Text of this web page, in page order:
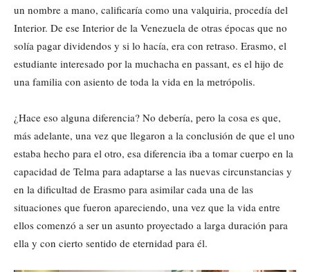
un nombre a mano, calificaría como una valquiria, procedía del
Interior. De ese Interior de la Venezuela de otras épocas que no
solía pagar dividendos y si lo hacía, era con retraso. Erasmo, el
estudiante interesado por la muchacha en passant, es el hijo de
una familia con asiento de toda la vida en la metrópolis.
¿Hace eso alguna diferencia? No debería, pero la cosa es que,
más adelante, una vez que llegaron a la conclusión de que el uno
estaba hecho para el otro, esa diferencia iba a tomar cuerpo en la
capacidad de Telma para adaptarse a las nuevas circunstancias y
en la dificultad de Erasmo para asimilar cada una de las
situaciones que fueron apareciendo, una vez que la vida entre
ellos comenzó a ser un asunto proyectado a larga duración para
ella y con cierto sentido de eternidad para él.